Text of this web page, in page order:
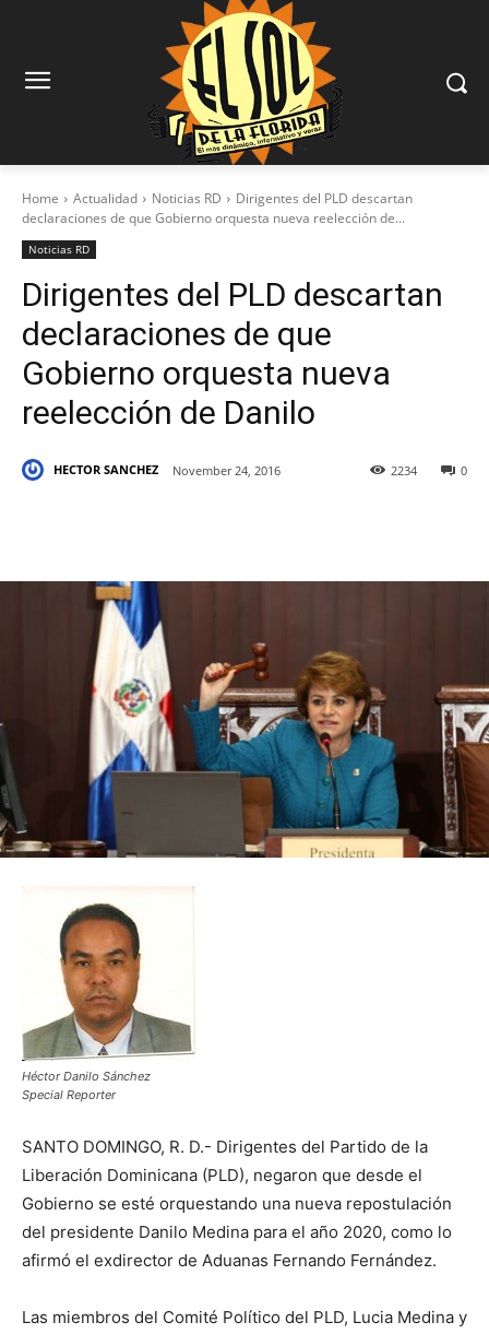
Home Actualidad Noticias RD
Dirigentes del PLD descartan
declaraciones de que Gobierno orquesta nueva reelección de...
Noticias RD
Dirigentes del PLD descartan
declaraciones de que
Gobierno orquesta nueva
reelección de Danilo
HECTOR SANCHEZ November 24, 2016 0
2234
Héctor Danilo Sánchez
Special Reporter
SANTO DOMINGO, R. D.- Dirigentes del Partido de la
Liberación Dominicana (PLD), negaron que desde el
Gobierno se esté orquestando una nueva repostulación
del presidente Danilo Medina para el año 2020, como lo
afirmó el exdirector de Aduanas Fernando Fernández.
Las miembros del Comité Político del PLD, Lucia Medina y